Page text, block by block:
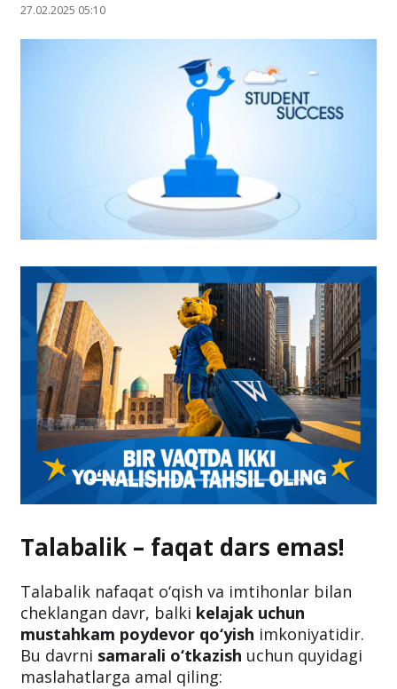
27.02.2025 05:10
Talabalik – faqat dars emas!
Talabalik nafaqat o‘qish va imtihonlar bilan
cheklangan davr, balki kelajak uchun
mustahkam poydevor qo‘yish imkoniyatidir.
Bu davrni samarali o‘tkazish uchun quyidagi
maslahatlarga amal qiling: